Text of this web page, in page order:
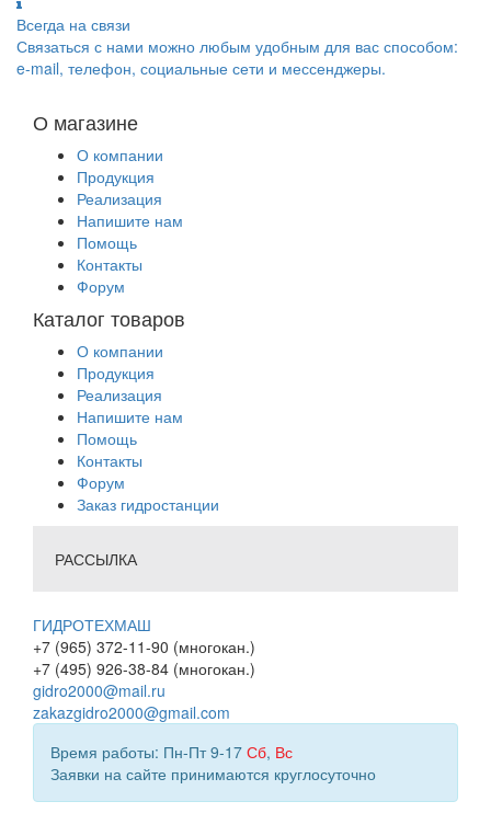
Всегда на связи
Связаться с нами можно любым удобным для вас способом:
e-mail, телефон, социальные сети и мессенджеры.
О магазине
О компании
Продукция
Реализация
Напишите нам
Помощь
Контакты
Форум
Каталог товаров
О компании
Продукция
Реализация
Напишите нам
Помощь
Контакты
Форум
Заказ гидростанции
РАССЫЛКА
ГИДРОТЕХМАШ
+7 (965) 372-11-90 (многокан.)
+7 (495) 926-38-84 (многокан.)
gidro2000@mail.ru
zakazgidro2000@gmail.com
Время работы: Пн-Пт 9-17 Сб, Вс
Заявки на сайте принимаются круглосуточно